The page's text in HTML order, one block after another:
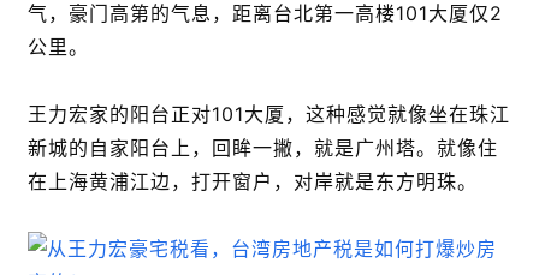
气，豪门高第的气息，距离台北第一高楼101大厦仅2
公里。
王力宏家的阳台正对101大厦，这种感觉就像坐在珠江
新城的自家阳台上，回眸一撇，就是广州塔。就像住
在上海黄浦江边，打开窗户，对岸就是东方明珠。